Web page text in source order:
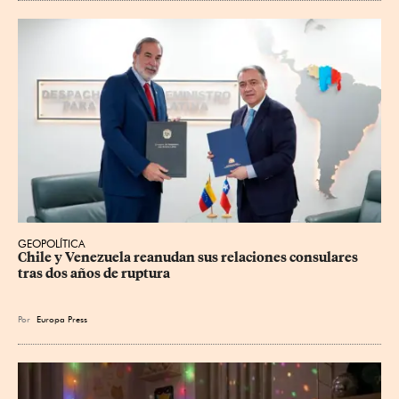
GEOPOLÍTICA
Chile y Venezuela reanudan sus relaciones consulares
tras dos años de ruptura
Por Europa Press